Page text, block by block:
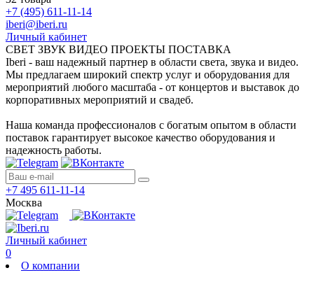
+7 (495) 611-11-14
iberi@iberi.ru
Личный кабинет
СВЕТ ЗВУК ВИДЕО ПРОЕКТЫ ПОСТАВКА
Iberi - ваш надежный партнер в области света, звука и видео.
Мы предлагаем широкий спектр услуг и оборудования для
мероприятий любого масштаба - от концертов и выставок до
корпоративных мероприятий и свадеб.
Наша команда профессионалов с богатым опытом в области
поставок гарантирует высокое качество оборудования и
надежность работы.
+7 495 611-11-14
Москва
Личный кабинет
0
О компании